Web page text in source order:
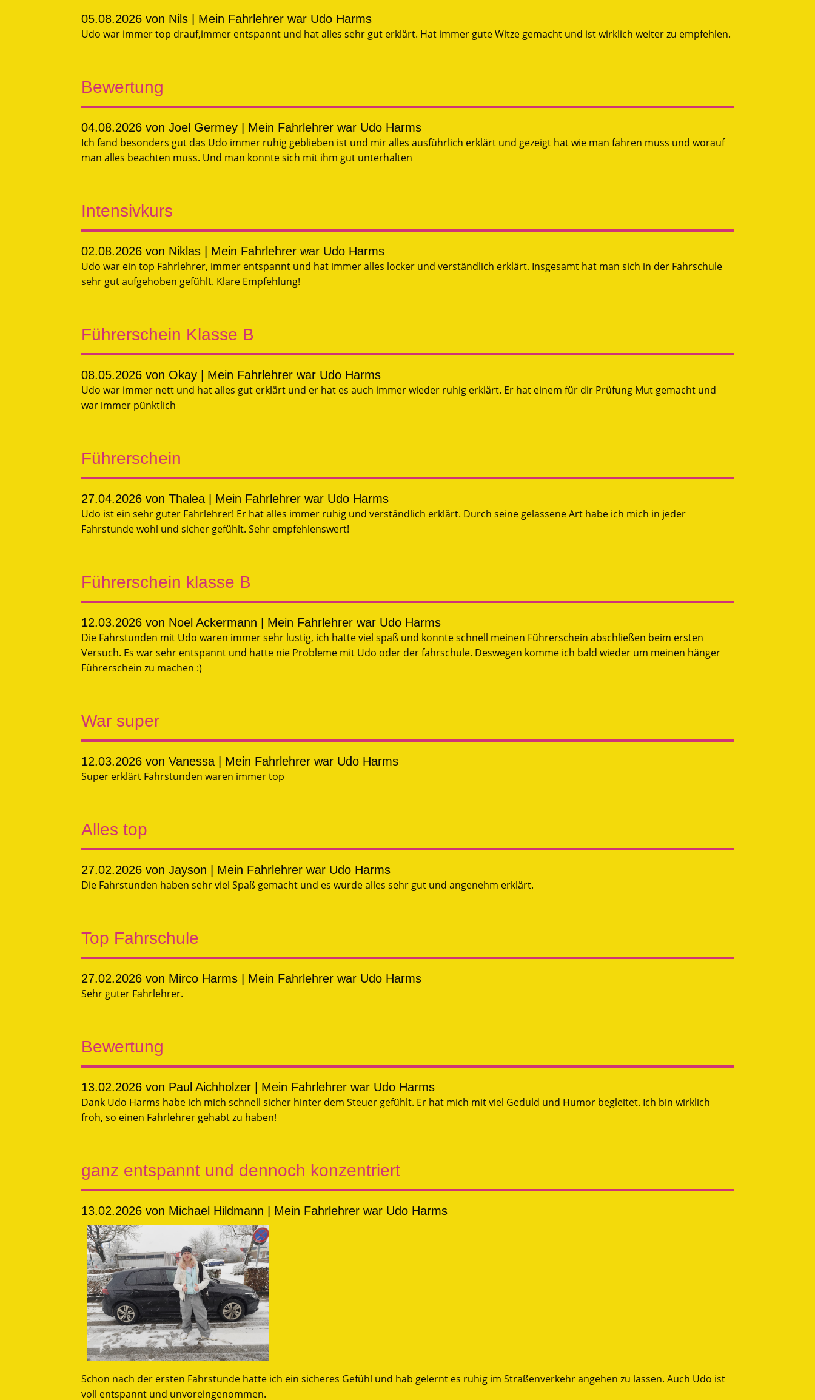
05.08.2026 von Nils | Mein Fahrlehrer war Udo Harms
Udo war immer top drauf,immer entspannt und hat alles sehr gut erklärt. Hat immer gute Witze gemacht und ist wirklich weiter zu empfehlen.
Bewertung
04.08.2026 von Joel Germey | Mein Fahrlehrer war Udo Harms
Ich fand besonders gut das Udo immer ruhig geblieben ist und mir alles ausführlich erklärt und gezeigt hat wie man fahren muss und worauf
man alles beachten muss. Und man konnte sich mit ihm gut unterhalten
Intensivkurs
02.08.2026 von Niklas | Mein Fahrlehrer war Udo Harms
Udo war ein top Fahrlehrer, immer entspannt und hat immer alles locker und verständlich erklärt. Insgesamt hat man sich in der Fahrschule
sehr gut aufgehoben gefühlt. Klare Empfehlung!
Führerschein Klasse B
08.05.2026 von Okay | Mein Fahrlehrer war Udo Harms
Udo war immer nett und hat alles gut erklärt und er hat es auch immer wieder ruhig erklärt. Er hat einem für dir Prüfung Mut gemacht und
war immer pünktlich
Führerschein
27.04.2026 von Thalea | Mein Fahrlehrer war Udo Harms
Udo ist ein sehr guter Fahrlehrer! Er hat alles immer ruhig und verständlich erklärt. Durch seine gelassene Art habe ich mich in jeder
Fahrstunde wohl und sicher gefühlt. Sehr empfehlenswert!
Führerschein klasse B
12.03.2026 von Noel Ackermann | Mein Fahrlehrer war Udo Harms
Die Fahrstunden mit Udo waren immer sehr lustig, ich hatte viel spaß und konnte schnell meinen Führerschein abschließen beim ersten
Versuch. Es war sehr entspannt und hatte nie Probleme mit Udo oder der fahrschule. Deswegen komme ich bald wieder um meinen hänger
Führerschein zu machen :)
War super
12.03.2026 von Vanessa | Mein Fahrlehrer war Udo Harms
Super erklärt Fahrstunden waren immer top
Alles top
27.02.2026 von Jayson | Mein Fahrlehrer war Udo Harms
Die Fahrstunden haben sehr viel Spaß gemacht und es wurde alles sehr gut und angenehm erklärt.
Top Fahrschule
27.02.2026 von Mirco Harms | Mein Fahrlehrer war Udo Harms
Sehr guter Fahrlehrer.
Bewertung
13.02.2026 von Paul Aichholzer | Mein Fahrlehrer war Udo Harms
Dank Udo Harms habe ich mich schnell sicher hinter dem Steuer gefühlt. Er hat mich mit viel Geduld und Humor begleitet. Ich bin wirklich
froh, so einen Fahrlehrer gehabt zu haben!
ganz entspannt und dennoch konzentriert
13.02.2026 von Michael Hildmann | Mein Fahrlehrer war Udo Harms
Schon nach der ersten Fahrstunde hatte ich ein sicheres Gefühl und hab gelernt es ruhig im Straßenverkehr angehen zu lassen. Auch Udo ist
voll entspannt und unvoreingenommen.